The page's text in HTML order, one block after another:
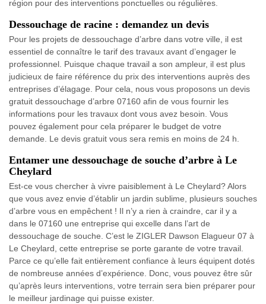
région pour des interventions ponctuelles ou régulières.
Dessouchage de racine : demandez un devis
Pour les projets de dessouchage d’arbre dans votre ville, il est
essentiel de connaître le tarif des travaux avant d’engager le
professionnel. Puisque chaque travail a son ampleur, il est plus
judicieux de faire référence du prix des interventions auprès des
entreprises d’élagage. Pour cela, nous vous proposons un devis
gratuit dessouchage d’arbre 07160 afin de vous fournir les
informations pour les travaux dont vous avez besoin. Vous
pouvez également pour cela préparer le budget de votre
demande. Le devis gratuit vous sera remis en moins de 24 h.
Entamer une dessouchage de souche d’arbre à Le
Cheylard
Est-ce vous chercher à vivre paisiblement à Le Cheylard? Alors
que vous avez envie d’établir un jardin sublime, plusieurs souches
d’arbre vous en empêchent ! Il n’y a rien à craindre, car il y a
dans le 07160 une entreprise qui excelle dans l’art de
dessouchage de souche. C’est le ZIGLER Dawson Elagueur 07 à
Le Cheylard, cette entreprise se porte garante de votre travail.
Parce ce qu’elle fait entièrement confiance à leurs équipent dotés
de nombreuse années d’expérience. Donc, vous pouvez être sûr
qu’après leurs interventions, votre terrain sera bien préparer pour
le meilleur jardinage qui puisse exister.